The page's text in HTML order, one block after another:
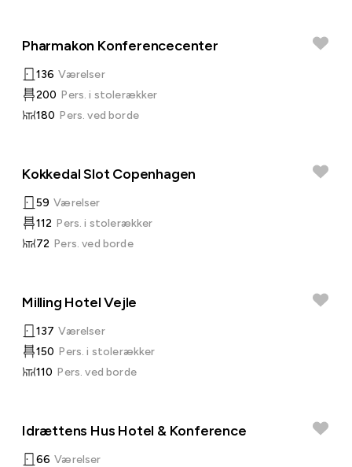
Pharmakon Konferencecenter
136 Værelser
200 Pers. i stolerækker
180 Pers. ved borde
Kokkedal Slot Copenhagen
59 Værelser
112 Pers. i stolerækker
72 Pers. ved borde
Milling Hotel Vejle
137 Værelser
150 Pers. i stolerækker
110 Pers. ved borde
Idrættens Hus Hotel & Konference
66 Værelser